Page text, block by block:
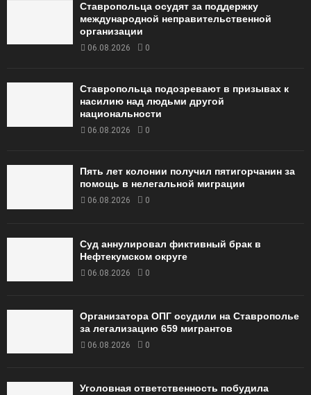
Ставропольца осудят за поддержку
международной неправительственной
организации
06.08.2026 0
Ставропольца подозревают в призывах к
насилию над людьми другой
национальности
06.08.2026 0
Пять лет колонии получил пятигорчанин за
помощь в нелегальной миграции
06.08.2026 0
Суд аннулировал фиктивный брак в
Нефтекумском округе
06.08.2026 0
Организатора ОПГ осудили на Ставрополье
за легализацию 659 мигрантов
06.08.2026 0
Уголовная ответственность побудила